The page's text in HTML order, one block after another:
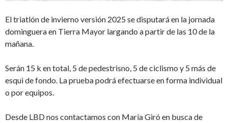
El triatlón de invierno versión 2025 se disputará en la jornada
dominguera en Tierra Mayor largando a partir de las 10 de la
mañana.
Serán 15 k en total, 5 de pedestrisno, 5 de ciclismo y 5 más de
esqui de fondo. La prueba podrá efectuarse en forma individual
o por equipos.
Desde LBD nos contactamos con María Giró en busca de